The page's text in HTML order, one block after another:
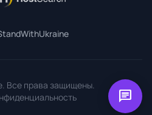
Все права защищены.
chat